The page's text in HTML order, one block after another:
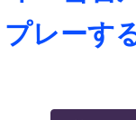
プレーす